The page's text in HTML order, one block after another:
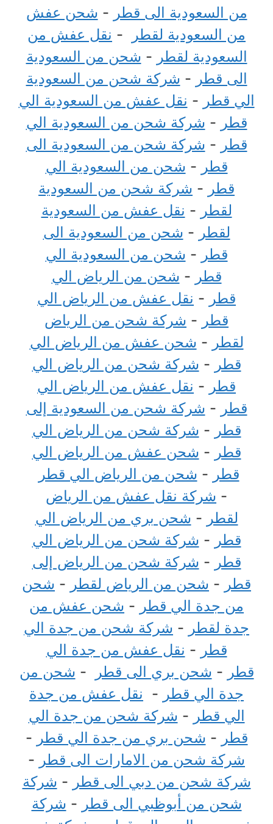
من السعودية الى قطر - شحن عفش
من السعودية لقطر
- نقل عفش من
السعودية لقطر - شحن من السعودية
الى قطر - شركة شحن من السعودية
الي قطر - نقل عفش من السعودية الي
قطر - شركة شحن من السعودية الي
قطر - شركة شحن من السعودية الى
قطر - شحن من السعودية الي
قطر - شركة شحن من السعودية
لقطر - نقل عفش من السعودية
لقطر - شحن من السعودية الى
قطر - شحن من السعودية الي
قطر - شحن من الرياض الي
قطر - نقل عفش من الرياض الي
قطر - شركة شحن من الرياض
لقطر - شحن عفش من الرياض الي
قطر - شركة شحن من الرياض الي
قطر - نقل عفش من الرياض الي
قطر - شركة شحن من السعودية إلى
قطر - شركة شحن من الرياض الي
قطر - شحن عفش من الرياض الي
قطر - شحن من الرياض الي قطر
- شركة نقل عفش من الرياض
لقطر - شحن بري من الرياض الي
قطر - شركة شحن من الرياض الي
قطر - شركة شحن من الرياض إلى
قطر - شحن من الرياض لقطر - شحن
من جدة الي قطر - شحن عفش من
جدة لقطر - شركة شحن من جدة الي
قطر - نقل عفش من جدة الي
قطر - شحن بري الى قطر - شحن من
جدة الي قطر - نقل عفش من جدة
الي قطر - شركة شحن من جدة الي
قطر - شحن بري من جدة الي قطر -
شركة شحن من الامارات الى قطر -
شركة شحن من دبي الى قطر - شركة
شحن من أبوظبي الى قطر - شركة